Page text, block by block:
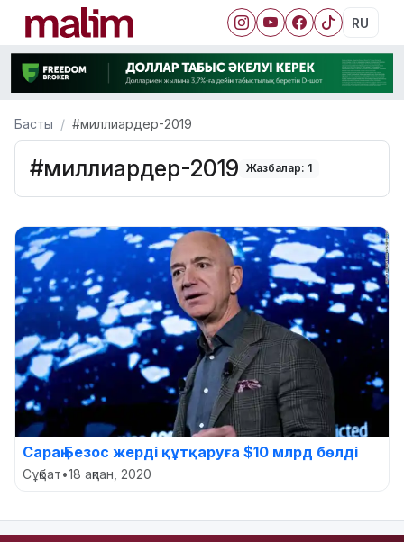
RU
Басты #миллиардер-2019
#миллиардер-2019 Жазбалар: 1
Сараң Безос жерді құтқаруға $10 млрд бөлді
Сұқбат•18 ақпан, 2020